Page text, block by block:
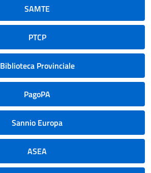
SAMTE
PTCP
Biblioteca Provinciale
PagoPA
Sannio Europa
ASEA